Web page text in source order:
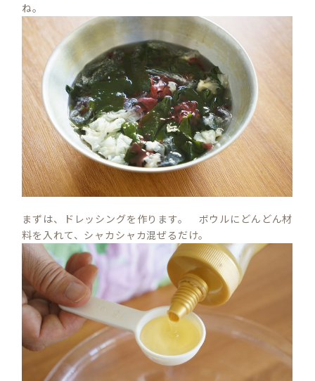
ね。
まずは、ドレッシングを作ります。 ボウルにどんどん材
料を入れて、シャカシャカ混ぜるだけ。